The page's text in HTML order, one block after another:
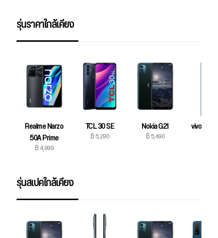
รุ่นราคาใกล้เคียง
Realme Narzo
50A Prime
฿ 4,999
TCL 30 SE
฿ 5,290
Nokia G21
฿ 5,490
vivo Y21
รุ่นสเปคใกล้เคียง